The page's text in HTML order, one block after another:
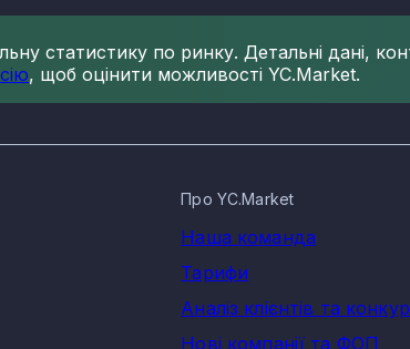
статистику по ринку. Детальні дані,
, щоб оцінити можливості YC.Market.
Про YC.Market
Наша команда
Тарифи
Аналіз клієнтів та
Нові компанії та ФОП